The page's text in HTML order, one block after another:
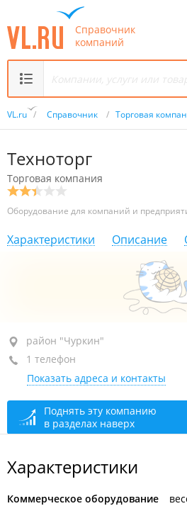
Справочник
компаний
VL.ru / Справочник / Торговая
Техноторг
Торговая компания
Оборудование для компаний и
Характеристики Описание
район "Чуркин", ул. Калинина, 29Б
1-й этаж
+7 (423) 270-22-26
сегодня закрыто
район "Чуркин"
1 телефон
Показать адреса и контакты
Поднять эту компанию
в разделах наверх
Характеристики
Коммерческое оборудование